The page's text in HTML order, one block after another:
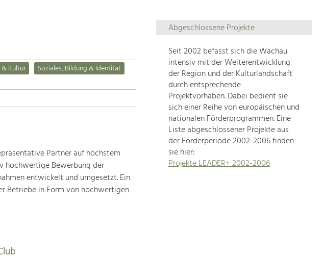
Themenübersicht
Die
Regionalentwicklung
in
unserer
Region
ist
sehr
vielfältig.
Deshalb
geben
wir
hier
Kultur
Soziales, Bildung & Identität
Partner auf höchstem
hochwertige Bewerbung der
entwickelt und umgesetzt. Ein
Betriebe in Form von hochwertigen
Abgeschlossene Projekte
Seit 2002 befasst sich die Wachau
intensiv mit der Weiterentwicklung
der Region und der Kulturlandschaft
durch entsprechende
Projektvorhaben. Dabei bedient sie
sich einer Reihe von europäischen und
nationalen Förderprogrammen. Eine
Liste abgeschlossener Projekte aus
der Förderperiode 2002-2006 finden
sie hier:
Projekte LEADER+ 2002-2006